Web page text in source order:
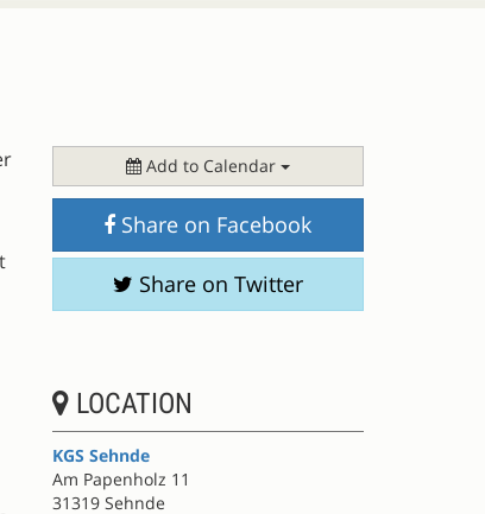
Add to Calendar
Share on Facebook
Share on Twitter
LOCATION
KGS Sehnde
Am Papenholz 11
31319 Sehnde